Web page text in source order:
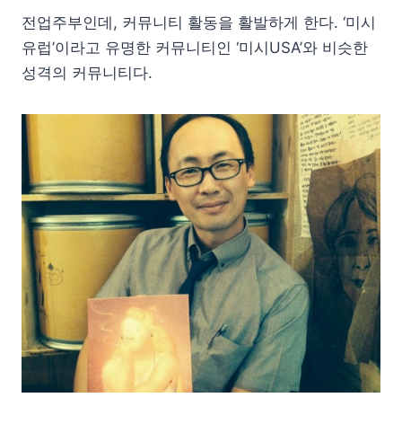
전업주부인데, 커뮤니티 활동을 활발하게 한다. ‘미시
유럽’이라고 유명한 커뮤니티인 ‘미시USA’와 비슷한
성격의 커뮤니티다.